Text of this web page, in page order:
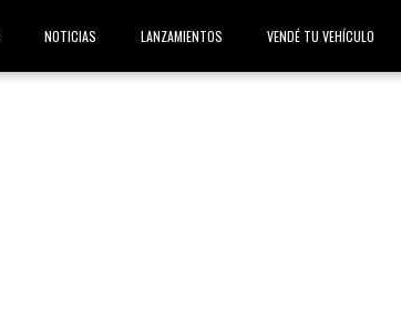
NOTICIAS LANZAMIENTOS VENDÉ TU VEHÍCULO